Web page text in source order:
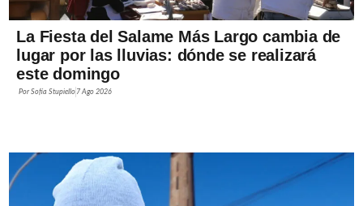
La Fiesta del Salame Más Largo cambia de
lugar por las lluvias: dónde se realizará
este domingo
PorSofía Stupiello 7 Ago 2026